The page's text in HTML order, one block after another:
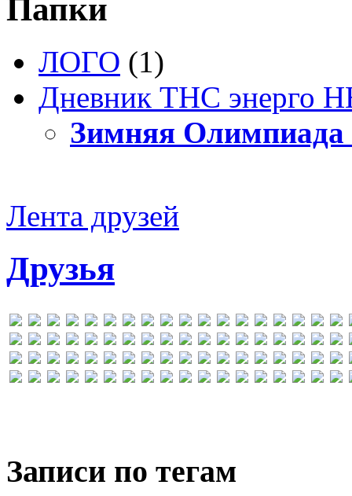
Папки
ЛОГО (1)
Дневник ТНС энерго
Зимняя
Лента друзей
Друзья
Записи по тегам